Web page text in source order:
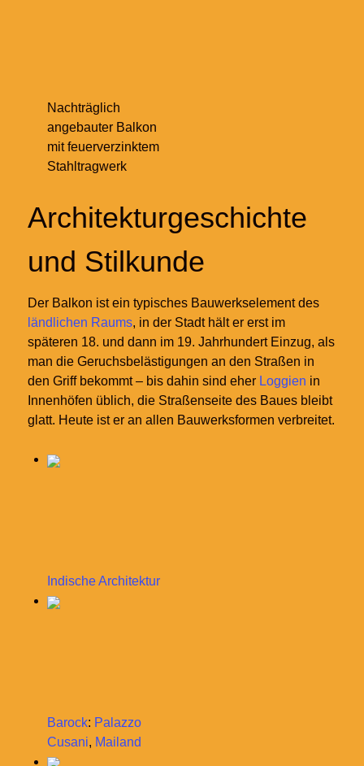
Nachträglich
angebauter Balkon
mit feuerverzinktem
Stahltragwerk
Architekturgeschichte
und Stilkunde
Der Balkon ist ein typisches Bauwerkselement des
ländlichen Raums, in der Stadt hält er erst im
späteren 18. und dann im 19. Jahrhundert Einzug, als
man die Geruchsbelästigungen an den Straßen in
den Griff bekommt – bis dahin sind eher Loggien in
Innenhöfen üblich, die Straßenseite des Baues bleibt
glatt. Heute ist er an allen Bauwerksformen verbreitet.
Indische Architektur
Barock: Palazzo
Cusani, Mailand